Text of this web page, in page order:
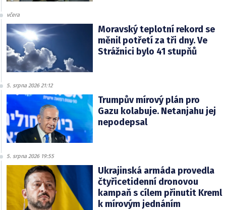
včera
Moravský teplotní rekord se
měnil potřetí za tři dny. Ve
Strážnici bylo 41 stupňů
5. srpna 2026 21:12
Trumpův mírový plán pro
Gazu kolabuje. Netanjahu jej
nepodepsal
5. srpna 2026 19:55
Ukrajinská armáda provedla
čtyřicetidenní dronovou
kampaň s cílem přinutit Kreml
k mírovým jednáním